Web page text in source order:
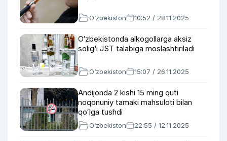
O‘zbekiston 10:52 / 28.11.2025
O‘zbekistonda alkogollarga aksiz
solig‘i JST talabiga moslashtiriladi
O‘zbekiston 15:07 / 26.11.2025
Andijonda 2 kishi 15 ming quti
noqonuniy tamaki mahsuloti bilan
qoʻlga tushdi
O‘zbekiston 22:55 / 12.11.2025